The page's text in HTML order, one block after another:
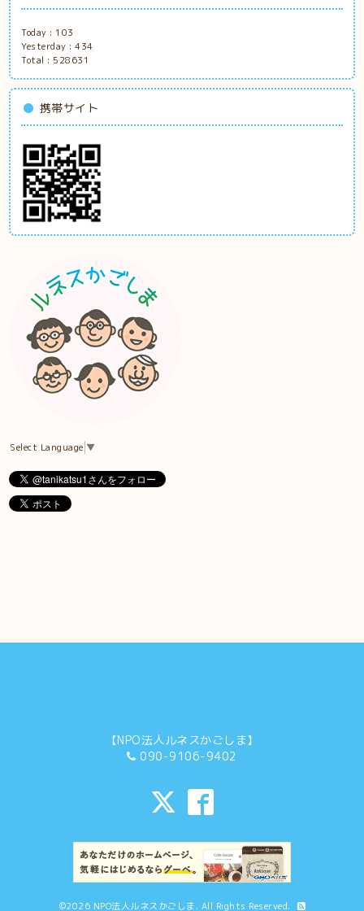
Today : 103
Yesterday :434
Total : 528631
携帯サイト
Select Language ▼
【NPO法人ルネスかごしま】
090-9106-9402
©2026 NPO法人ルネスかごしま. All Rights Reserved.